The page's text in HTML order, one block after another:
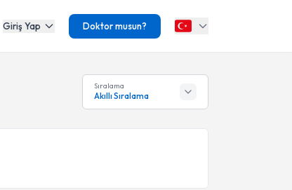
Giriş Yap Doktor musun?
Sıralama
Akıllı Sıralama